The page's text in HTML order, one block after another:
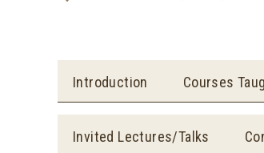
Introduction Courses
Invited Lectures/Talks